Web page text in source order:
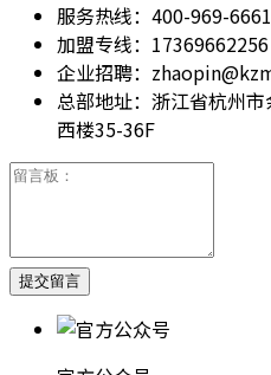
服务热线： 400-969-6661
加盟专线： 17369662256
企业招聘：
总部地址： 浙江省杭州
西楼35-36F
提交留言